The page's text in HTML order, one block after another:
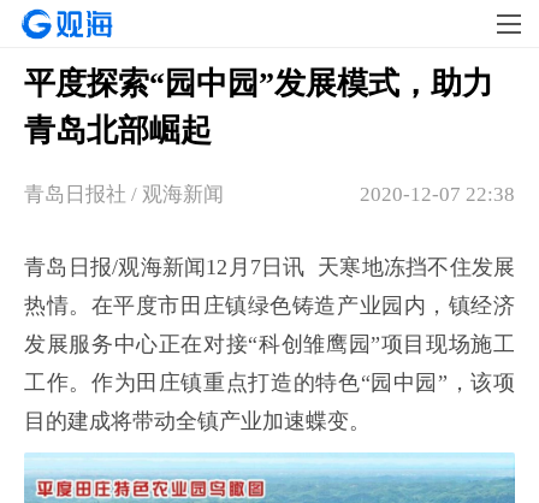
平度探索“园中园”发展模式，助力
青岛北部崛起
2020-12-07 22:38
青岛日报社 / 观海新闻
青岛日报/观海新闻12月7日讯 天寒地冻挡不住发展
热情。在平度市田庄镇绿色铸造产业园内，镇经济
发展服务中心正在对接“科创雏鹰园”项目现场施工
工作。作为田庄镇重点打造的特色“园中园”，该项
目的建成将带动全镇产业加速蝶变。